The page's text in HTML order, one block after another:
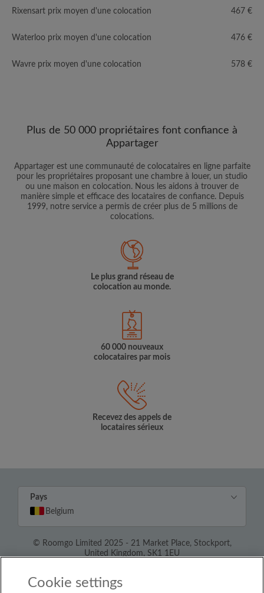
Rixensart prix moyen d'une colocation 467 €
Waterloo prix moyen d'une colocation 476 €
Wavre prix moyen d'une colocation 578 €
Plus de 50 000 propriétaires font confiance à
Appartager
Appartager est une communauté de colocataires en ligne parfaite
pour les propriétaires proposant une chambre à louer, un studio
ou une maison en colocation. Nous les aidons à trouver de
manière simple et efficace des locataires de confiance. Depuis
1999, notre service a permis de créer plus de 5 millions de
colocations.
Le plus grand réseau de
colocation au monde.
60 000 nouveaux
colocataires par mois
Recevez des appels de
locataires sérieux
Pays
Belgium
© Roomgo Limited 2025 - 21 Market Place, Stockport,
United Kingdom, SK1 1EU
Cookie settings